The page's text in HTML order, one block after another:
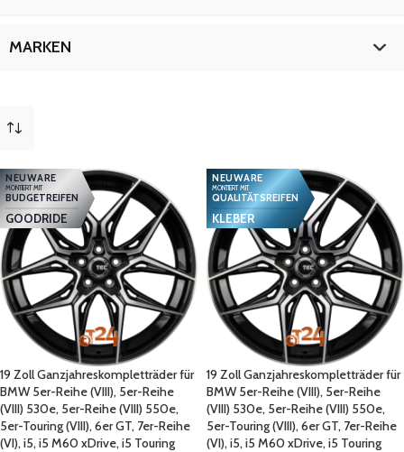
7er-Reihe (VI)
9
MARKEN
NEUWARE
MONTIERT MIT
BUDGETREIFEN
GOODRIDE
19 Zoll Ganzjahreskompletträder für
BMW 5er-Reihe (VIII), 5er-Reihe
(VIII) 530e, 5er-Reihe (VIII) 550e,
5er-Touring (VIII), 6er GT, 7er-Reihe
(VI), i5, i5 M60 xDrive, i5 Touring
NEUWARE
MONTIERT MIT
QUALITÄTSREIFEN
KLEBER
19 Zoll Ganzjahreskompletträder für
BMW 5er-Reihe (VIII), 5er-Reihe
(VIII) 530e, 5er-Reihe (VIII) 550e,
5er-Touring (VIII), 6er GT, 7er-Reihe
(VI), i5, i5 M60 xDrive, i5 Touring